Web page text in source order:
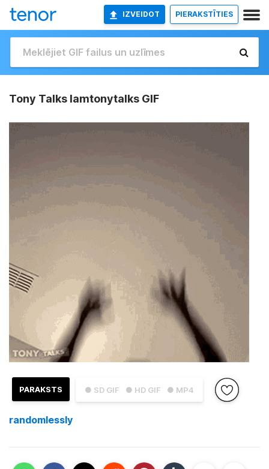
IZVEIDOT PIERAKSTĪTIES
Tony Talks Iamtonytalks GIF
● SD GIF ● HD GIF ● MP4
PARAKSTS
randomlessly